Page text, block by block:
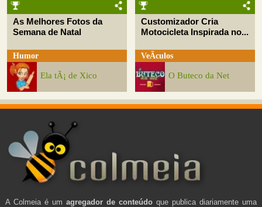
As Melhores Fotos da
Semana de Natal
Humor
Ela tÃ¡ de Xico
Customizador Cria
Motocicleta Inspirada no...
VeÃ­culos
O Buteco da Net
A Colmeia é um agregador de conteúdo que publica diariamente uma